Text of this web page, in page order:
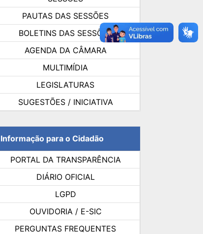
PAUTAS DAS SESSÕES
BOLETINS DAS SESSÕES
AGENDA DA CÂMARA
MULTIMÍDIA
LEGISLATURAS
SUGESTÕES / INICIATIVA
Informação para o Cidadão
PORTAL DA TRANSPARÊNCIA
DIÁRIO OFICIAL
LGPD
OUVIDORIA / E-SIC
PERGUNTAS FREQUENTES